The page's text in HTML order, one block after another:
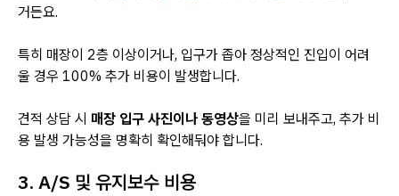
거든요.
특히 매장이 2층 이상이거나, 입구가 좁아 정상적인 진입이 어려
울 경우 100% 추가 비용이 발생합니다.
견적 상담 시 매장 입구 사진이나 동영상을 미리 보내주고, 추가 비
용 발생 가능성을 명확히 확인해둬야 합니다.
3. A/S 및 유지보수 비용